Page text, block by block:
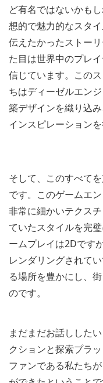
ど有名ではないかも
想的で魅力的なスタ
伝えたかったストー
た目は世界中のプレ
信じています。この
ちはディーゼルエン
築デザインを織り込
インスピレーションを
そして、このすべて
です。このゲームエ
非常に細かいテクス
ていたスタイルを完
ームプレイは2Dです
レンダリングされて
る場所を豊かにし、
のです。
まだまだお話しした
クションと探索プラ
ファンである私たち